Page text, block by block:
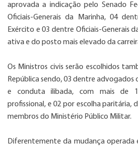
aprovada a indicação pelo Senado
Oficiais-Generais da Marinha, 04
Exército e 03 dentre Oficiais-Generais
ativa e do posto mais elevado da
Os Ministros civis serão escolhidos
República sendo, 03 dentre
e conduta ilibada, com mais de
profissional, e 02 por escolha paritária,
membros do Ministério Público Militar.
Diferentemente da mudança operada